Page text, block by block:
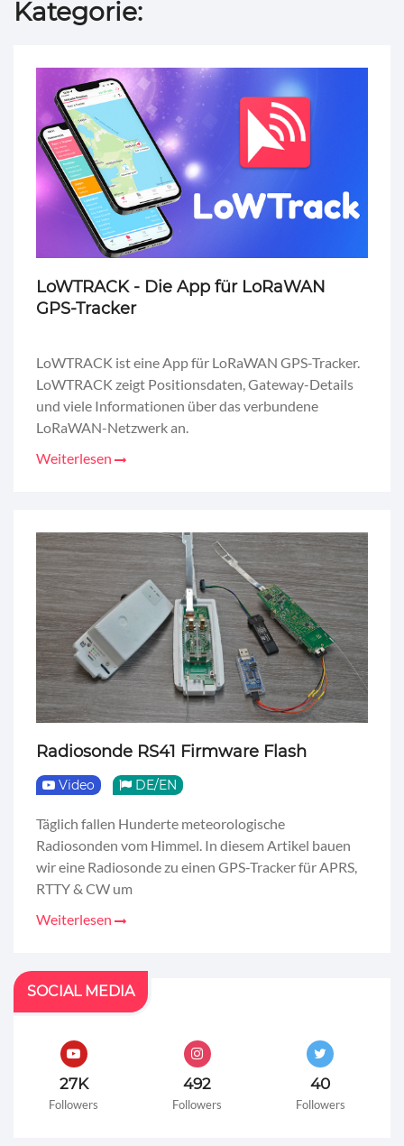
Kategorie:
LoWTRACK - Die App für LoRaWAN
GPS-Tracker
LoWTRACK ist eine App für LoRaWAN GPS-Tracker.
LoWTRACK zeigt Positionsdaten, Gateway-Details
und viele Informationen über das verbundene
LoRaWAN-Netzwerk an.
Weiterlesen
Radiosonde RS41 Firmware Flash
Video DE/EN
Täglich fallen Hunderte meteorologische
Radiosonden vom Himmel. In diesem Artikel bauen
wir eine Radiosonde zu einen GPS-Tracker für APRS,
RTTY & CW um
Weiterlesen
SOCIAL MEDIA
27K
Followers
492
Followers
40
Followers